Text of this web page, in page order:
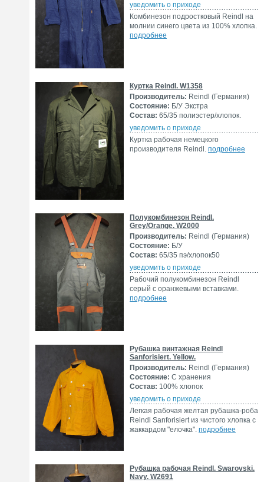
уведомить о приходе
Комбинезон подростковый Reindl на
молнии синего цвета из 100% хлопка.
подробнее
Куртка Reindl. W1358
Производитель: Reindl (Германия)
Состояние: Б/У Экстра
Состав: 65/35 полиэстер/хлопок.
уведомить о приходе
Куртка рабочая немецкого
производителя Reindl. подробнее
Полукомбинезон Reindl.
Grey/Orange. W2000
Производитель: Reindl (Германия)
Состояние: Б/У
Состав: 65/35 пэ/хлопок50
уведомить о приходе
Рабочий полукомбинезон Reindl
серый с оранжевыми вставками.
подробнее
Рубашка винтажная Reindl
Sanforisiert. Yellow.
Производитель: Reindl (Германия)
Состояние: С хранения
Состав: 100% хлопок
уведомить о приходе
Легкая рабочая желтая рубашка-роба
Reindl Sanforisiert из чистого хлопка с
жаккардом "елочка". подробнее
Рубашка рабочая Reindl. Swarovski.
Navy. W2691